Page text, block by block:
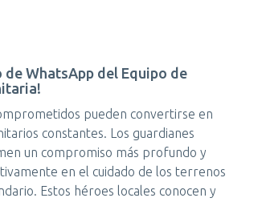
de WhatsApp del Equipo de
pueden convertirse en
constantes. Los guardianes
un compromiso más profundo y
en el cuidado de los terrenos
Estos héroes locales conocen y